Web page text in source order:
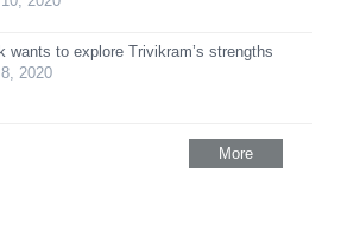
wants to explore Trivikram’s strengths
2020
More